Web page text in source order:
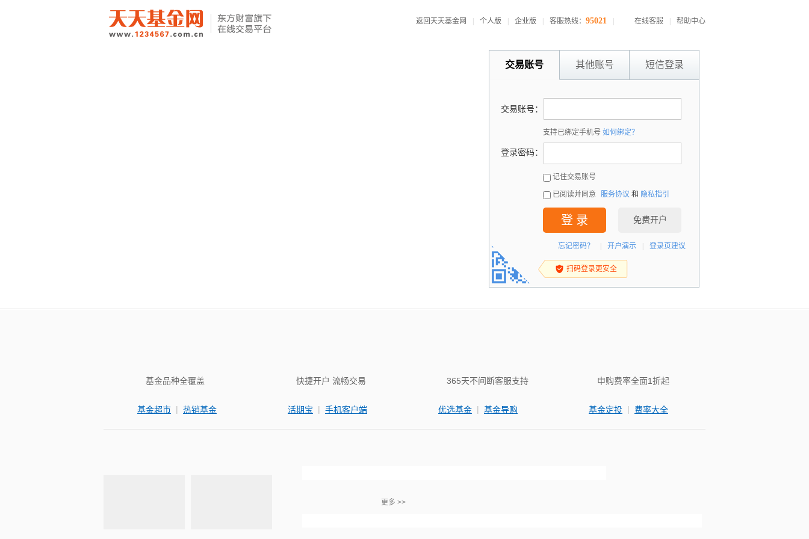
返回天天基金网 个人版 企业版 客服热线： 95021 在线客服 帮助中心
交易账号 其他账号 短信登录
交易账号：
支持已绑定手机号 如何绑定？
登录密码：
记住交易账号
已阅读并同意 服务协议 和 隐私指引
登 录 免费开户
忘记密码？ 开户演示 登录页建议
扫码登录更安全
基金品种全覆盖
基金超市 | 热销基金
快捷开户 流畅交易
活期宝 | 手机客户端
365天不间断客服支持
优选基金 | 基金导购
申购费率全面1折起
基金定投 | 费率大全
更多 >>